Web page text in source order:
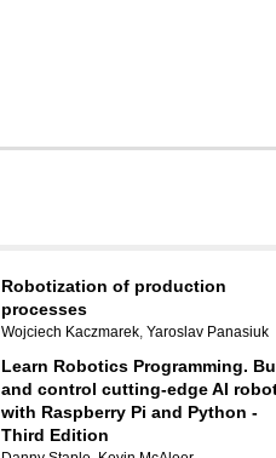
Robotization of production
processes
Wojciech Kaczmarek, Yaroslav Panasiuk
Learn Robotics Programming.
and control cutting-edge AI
with Raspberry Pi and Python -
Third Edition